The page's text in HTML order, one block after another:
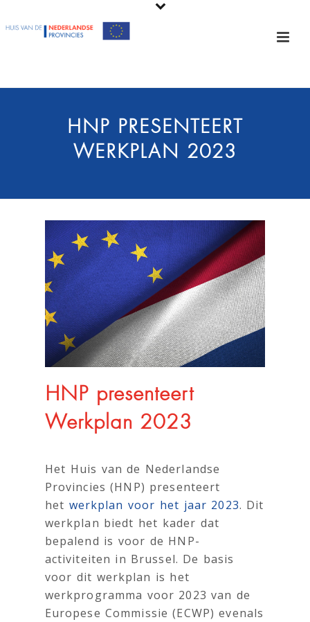
HNP PRESENTEERT
WERKPLAN 2023
HNP presenteert
Werkplan 2023
Het Huis van de Nederlandse
Provincies (HNP) presenteert
het werkplan voor het jaar 2023. Dit
werkplan biedt het kader dat
bepalend is voor de HNP-
activiteiten in Brussel. De basis
voor dit werkplan is het
werkprogramma voor 2023 van de
Europese Commissie (ECWP) evenals